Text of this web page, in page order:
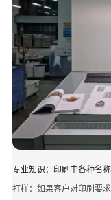
专业知识：印刷中各种名
打样：如果客户对印刷要